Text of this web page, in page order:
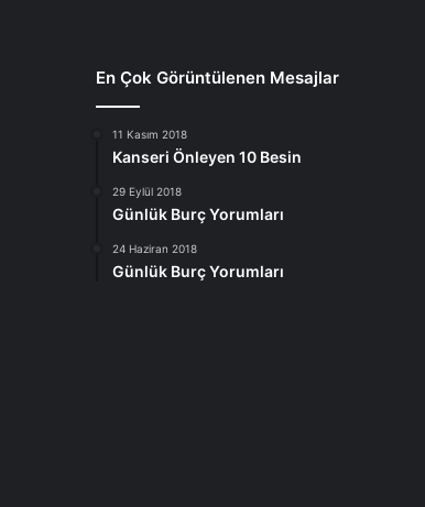
En Çok Görüntülenen Mesajlar
11 Kasım 2018
Kanseri Önleyen 10 Besin
29 Eylül 2018
Günlük Burç Yorumları
24 Haziran 2018
Günlük Burç Yorumları